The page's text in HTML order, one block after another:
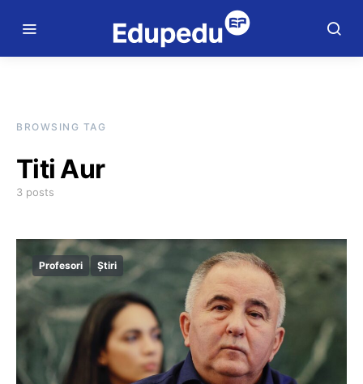
BROWSING TAG
Titi Aur
3 posts
Profesori Știri